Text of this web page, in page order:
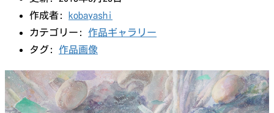
作成者: kobayashi
カテゴリー: 作品ギャラリー
タグ: 作品画像